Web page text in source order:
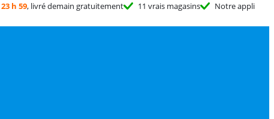
23 h 59, livré demain gratuitement 11 vrais magasins Notre appli